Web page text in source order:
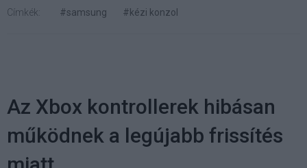
Címkék: #samsung #kézi konzol
Az Xbox kontrollerek hibásan
működnek a legújabb frissítés